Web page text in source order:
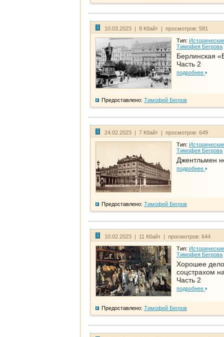
10.03.2023 | 8 Кбайт | просмотров: 581
Тип:
Тимофея Бегрова
Берлинская
Часть 2
подробнее
Предоставлено: Тимофей Бегров
24.02.2023 | 7 Кбайт | просмотров: 649
Тип:
Тимофея Бегрова
Джентльмен
подробнее
Предоставлено: Тимофей Бегров
10.02.2023 | 11 Кбайт | просмотров: 644
Тип:
Тимофея Бегрова
Хорошее дело
соцстрахом
Часть 2
подробнее
Предоставлено: Тимофей Бегров